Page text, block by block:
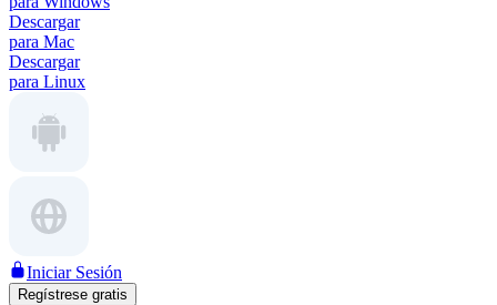
Descargar
para Mac
Descargar
para Linux
Iniciar Sesión
Regístrese gratis